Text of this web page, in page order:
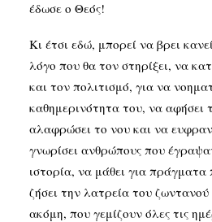
έδωσε ο Θεός!
Κι έτσι εδώ, μπορεί να βρει
λόγο που θα τον στηρίξει, να
και τον πολιτισμό, για να
καθημερινότητα του, να αφήσει
αλαφρώσει το νου και να
γνωρίσει ανθρώπους που
ιστορία, να μάθει για
ζήσει την λατρεία του
ακόμη, που γεμίζουν όλες τις